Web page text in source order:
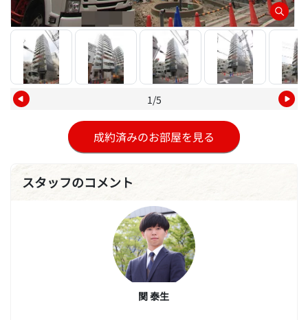
1/5
成約済みのお部屋を見る
スタッフのコメント
関 泰生